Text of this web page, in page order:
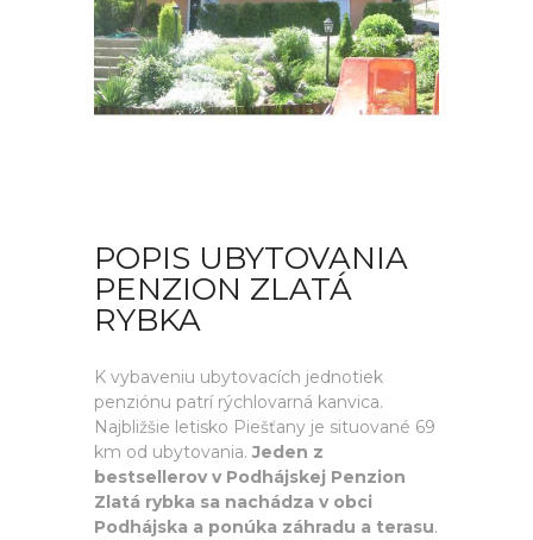
POPIS UBYTOVANIA
PENZION ZLATÁ
RYBKA
K vybaveniu ubytovacích jednotiek
penziónu patrí rýchlovarná kanvica.
Najbližšie letisko Piešťany je situované 69
km od ubytovania.Jeden z
bestsellerov v Podhájskej Penzion
Zlatá rybka sa nachádza v obci
Podhájska a ponúka záhradu a terasu.